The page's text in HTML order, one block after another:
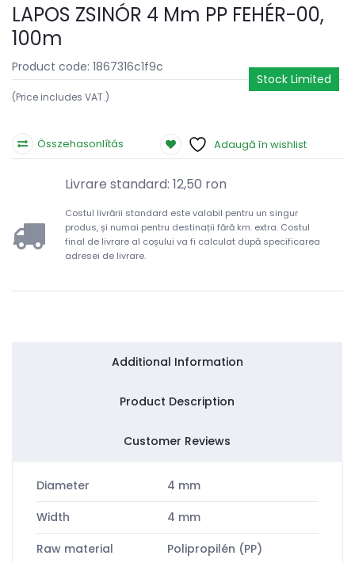
LAPOS ZSINÓR 4 Mm PP FEHÉR-00,
100m
Product code: 1867316c1f9c
(Price includes VAT.)
Stock Limited
Összehasonlítás Adaugă în wishlist
Livrare standard: 12,50 ron
Costul livrării standard este valabil pentru un singur
produs, și numai pentru destinații fără km. extra. Costul
final de livrare al coșului va fi calculat după specificarea
adresei de livrare.
Additional Information
Product Description
Customer Reviews
Diameter
4 mm
Width
4 mm
Raw material
Polipropilén (PP)